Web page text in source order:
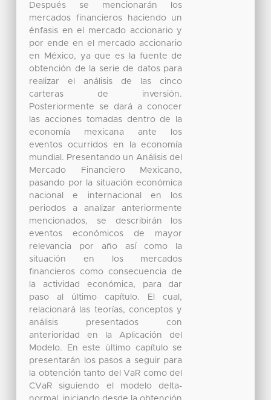
Después se mencionarán los
mercados financieros haciendo un
énfasis en el mercado accionario y
por ende en el mercado accionario
en México, ya que es la fuente de
obtención de la serie de datos para
realizar el análisis de las cinco
carteras de inversión.
Posteriormente se dará a conocer
las acciones tomadas dentro de la
economía mexicana ante los
eventos ocurridos en la economía
mundial. Presentando un Análisis del
Mercado Financiero Mexicano,
pasando por la situación económica
nacional e internacional en los
periodos a analizar anteriormente
mencionados, se describirán los
eventos económicos de mayor
relevancia por año así como la
situación en los mercados
financieros como consecuencia de
la actividad económica, para dar
paso al último capítulo. El cual,
relacionará las teorías, conceptos y
análisis presentados con
anterioridad en la Aplicación del
Modelo. En este último capítulo se
presentarán los pasos a seguir para
la obtención tanto del VaR como del
CVaR siguiendo el modelo delta-